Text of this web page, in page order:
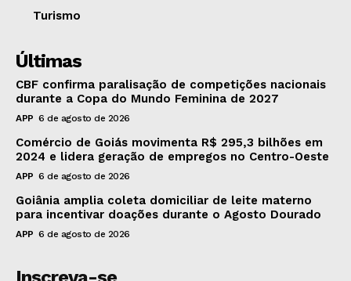
Turismo
Últimas
CBF confirma paralisação de competições nacionais
durante a Copa do Mundo Feminina de 2027
APP 6 de agosto de 2026
Comércio de Goiás movimenta R$ 295,3 bilhões em
2024 e lidera geração de empregos no Centro-Oeste
APP 6 de agosto de 2026
Goiânia amplia coleta domiciliar de leite materno
para incentivar doações durante o Agosto Dourado
APP 6 de agosto de 2026